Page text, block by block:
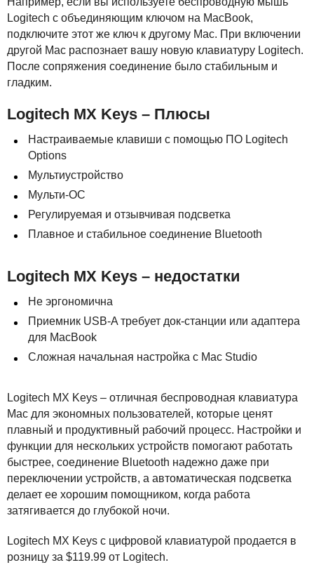
Logitech с объединяющим ключом на MacBook,
подключите этот же ключ к другому Mac. При включении
другой Mac распознает вашу новую клавиатуру Logitech.
После сопряжения соединение было стабильным и
гладким.
Logitech MX Keys – Плюсы
Настраиваемые клавиши с помощью ПО Logitech
Options
Мультиустройство
Мульти-ОС
Регулируемая и отзывчивая подсветка
Плавное и стабильное соединение Bluetooth
Logitech MX Keys – недостатки
Не эргономична
Приемник USB-A требует док-станции или адаптера
для MacBook
Сложная начальная настройка с Mac Studio
Logitech MX Keys – отличная беспроводная клавиатура
Mac для экономных пользователей, которые ценят
плавный и продуктивный рабочий процесс. Настройки и
функции для нескольких устройств помогают работать
быстрее, соединение Bluetooth надежно даже при
переключении устройств, а автоматическая подсветка
делает ее хорошим помощником, когда работа
затягивается до глубокой ночи.
Logitech MX Keys с цифровой клавиатурой продается в
розницу за $119.99 от Logitech.